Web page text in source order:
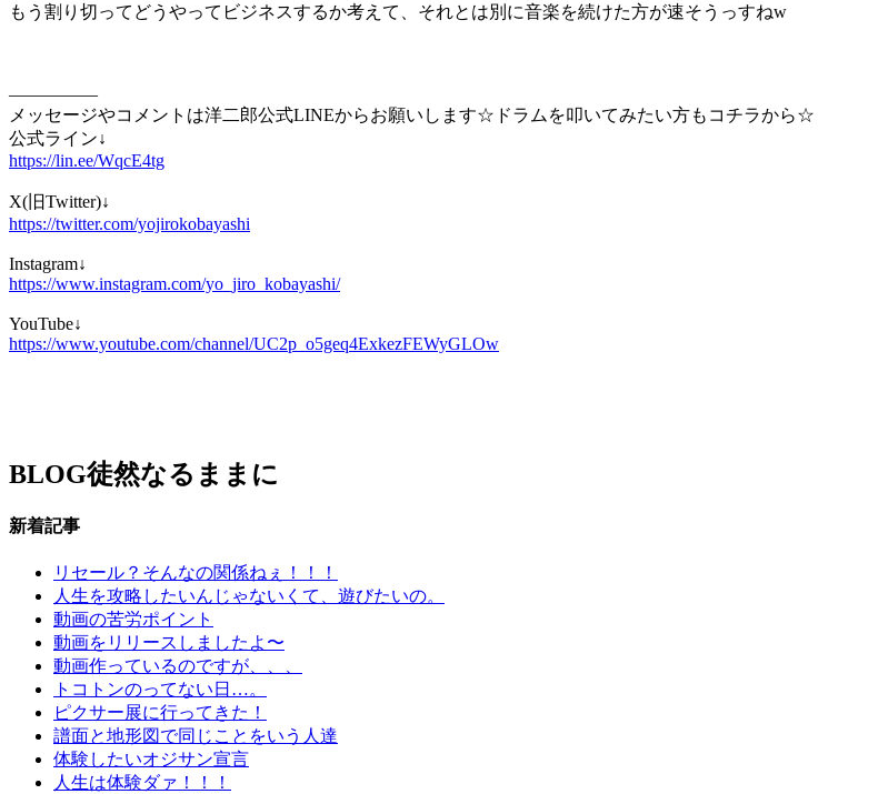
もう割り切ってどうやってビジネスするか考えて、それとは別に音楽を続けた方が速そうっすねw
—————
メッセージやコメントは洋二郎公式LINEからお願いします☆ドラムを叩いてみたい方もコチラから☆
公式ライン↓
https://lin.ee/WqcE4tg
X(旧Twitter)↓
https://twitter.com/yojirokobayashi
Instagram↓
https://www.instagram.com/yo_jiro_kobayashi/
YouTube↓
https://www.youtube.com/channel/UC2p_o5geq4ExkezFEWyGLOw
BLOG徒然なるままに
新着記事
リセール？そんなの関係ねぇ！！！
人生を攻略したいんじゃないくて、遊びたいの。
動画の苦労ポイント
動画をリリースしましたよ〜
動画作っているのですが、、、
トコトンのってない日…。
ピクサー展に行ってきた！
譜面と地形図で同じことをいう人達
体験したいオジサン宣言
人生は体験ダァ！！！